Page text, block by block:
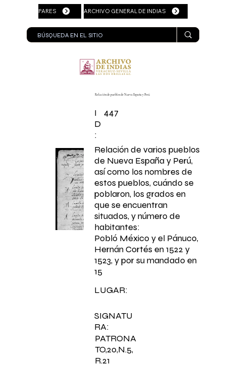
PARES ARCHIVO GENERAL DE INDIAS
Relación de pueblos de Nueva España y Perú
I
D
:
447
Relación de varios pueblos
de Nueva España y Perú,
así como los nombres de
estos pueblos, cuándo se
poblaron, los grados en
que se encuentran
situados, y número de
habitantes:
Pobló México y el Pánuco,
Hernán Cortés en 1522 y
1523, y por su mandado en
15
SIGNATU
RA:
PATRONA
TO,20,N.5,
R.21
LUGAR: